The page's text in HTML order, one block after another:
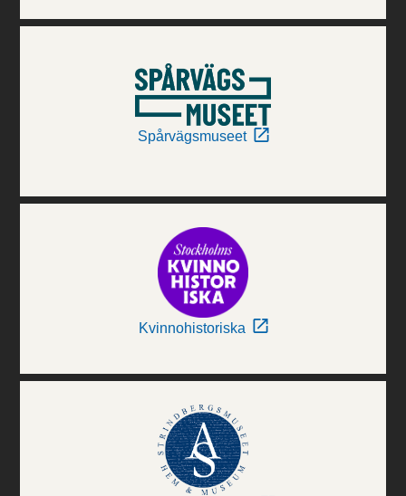
Spårvägsmuseet
Kvinnohistoriska